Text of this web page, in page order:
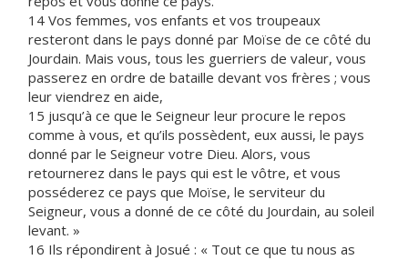
14 Vos femmes, vos enfants et vos troupeaux
resteront dans le pays donné par Moïse de ce côté du
Jourdain. Mais vous, tous les guerriers de valeur, vous
passerez en ordre de bataille devant vos frères ; vous
leur viendrez en aide,
15 jusqu’à ce que le Seigneur leur procure le repos
comme à vous, et qu’ils possèdent, eux aussi, le pays
donné par le Seigneur votre Dieu. Alors, vous
retournerez dans le pays qui est le vôtre, et vous
posséderez ce pays que Moïse, le serviteur du
Seigneur, vous a donné de ce côté du Jourdain, au soleil
levant. »
16 Ils répondirent à Josué : « Tout ce que tu nous as